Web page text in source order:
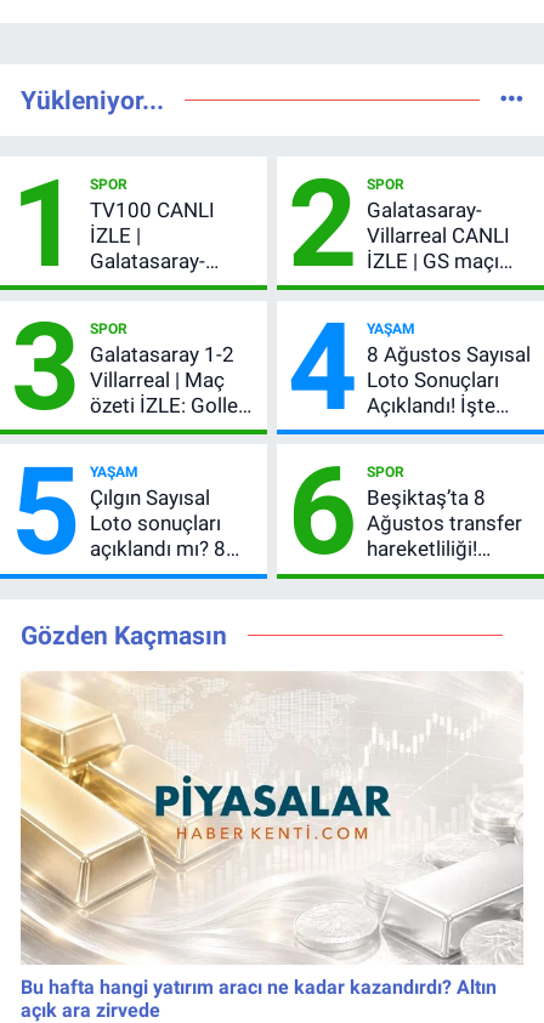
Yükleniyor...
1 SPOR
TV100 CANLI
İZLE |
Galatasaray-
Villarreal maçı
şifresiz canlı yayın
2 SPOR
Galatasaray-
Villarreal CANLI
İZLE | GS maçı
hangi kanalda,
3 SPOR
Galatasaray 1-2
Villarreal | Maç
özeti İZLE: Goller
peş peşe geldi,
kırmızı kart gördü!
4 YAŞAM
8 Ağustos Sayısal
Loto Sonuçları
Açıklandı! İşte
Kazandıran 6
5 YAŞAM
Çılgın Sayısal
Loto sonuçları
açıklandı mı? 8
Ağustos 2026
numaralar
6 SPOR
Beşiktaş’ta 8
Ağustos transfer
hareketliliği!
Yönetim 5 bölge
Gözden Kaçmasın
Bu hafta hangi yatırım aracı ne kadar kazandırdı? Altın
açık ara zirvede